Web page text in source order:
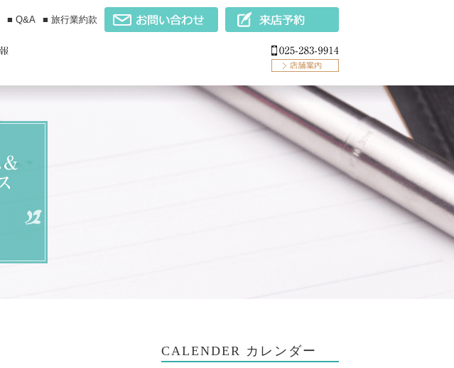
■ Q&A ■ 旅行業約款
CALENDER カレンダー